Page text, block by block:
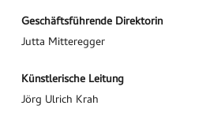
Geschäftsführende Direktorin
Jutta Mitteregger
Künstlerische Leitung
Jörg Ulrich Krah